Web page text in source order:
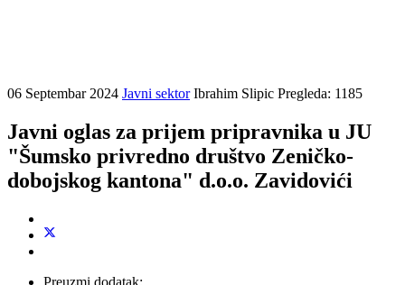
06 Septembar 2024 Javni sektor Ibrahim Slipic Pregleda: 1185
Javni oglas za prijem pripravnika u JU
"Šumsko privredno društvo Zeničko-
dobojskog kantona" d.o.o. Zavidovići
Preuzmi dodatak: